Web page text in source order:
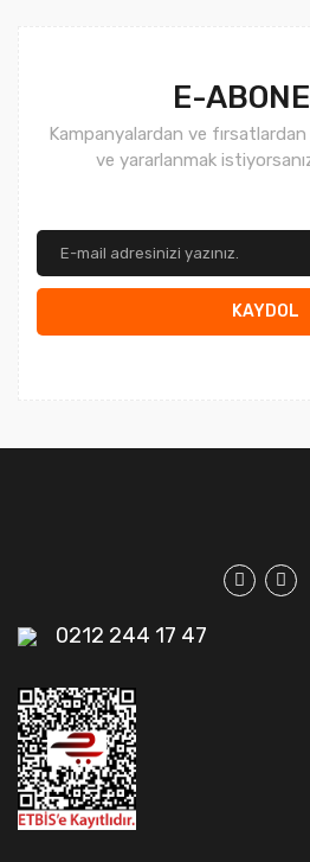
E-
Kampanyalardan ve
ve yararlanmak
KAYDOL
0212 244 17 47